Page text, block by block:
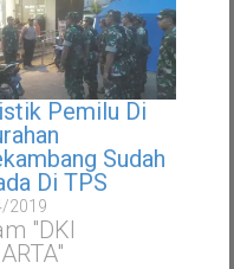
Pemilu Di
Sudah
Di TPS
2019
"DKI